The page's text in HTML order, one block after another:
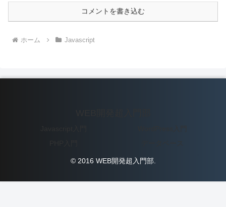
コメントを書き込む
ホーム Javascript
© 2016 WEB開発超入門部.